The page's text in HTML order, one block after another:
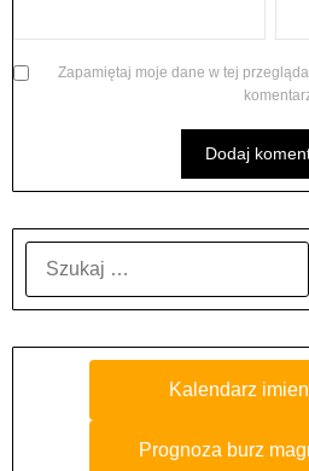
Zapamiętaj moje dane w tej
Kalendarz
Prognoza burz